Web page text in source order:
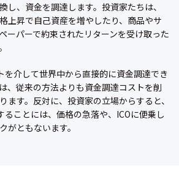
し、資金を調達します。投資家たちは、
上昇で自己資産を増やしたり、商品やサ
ーパーで約束されたリターンを受け取った
を介して世界中から直接的に資金調達でき
、従来の方法よりも資金調達コストを削
ます。反対に、投資家の立場からすると、
ることには、価格の急落や、ICOに便乗し
がともないます。